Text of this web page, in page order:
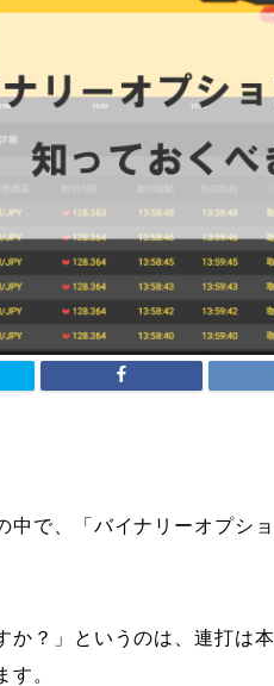
中で、「バイナリーオプシ
か？」というのは、連打は
す。